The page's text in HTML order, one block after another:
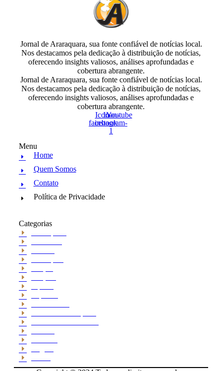
Jornal de Araraquara, sua fonte confiável de notícias local.
Nos destacamos pela dedicação à distribuição de notícias,
oferecendo insights valiosos, análises aprofundadas e
cobertura abrangente.
Jornal de Araraquara, sua fonte confiável de notícias local.
Nos destacamos pela dedicação à distribuição de notícias,
oferecendo insights valiosos, análises aprofundadas e
cobertura abrangente.
Icon-
facebook
Icon-
instagram-
1
Youtube
Menu
Home
Quem Somos
Contato
Política de Privacidade
Categorias